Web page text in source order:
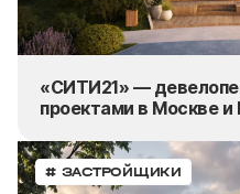
«СИТИ21» —
проектами в Москве
# ЗАСТРОЙЩИКИ